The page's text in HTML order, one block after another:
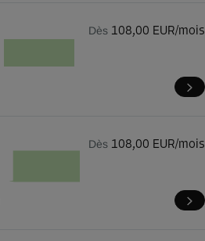
Dès 108,00 EUR/mois
Dès 108,00 EUR/mois